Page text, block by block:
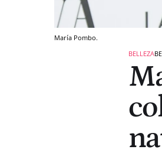
María Pombo.
BELLEZA